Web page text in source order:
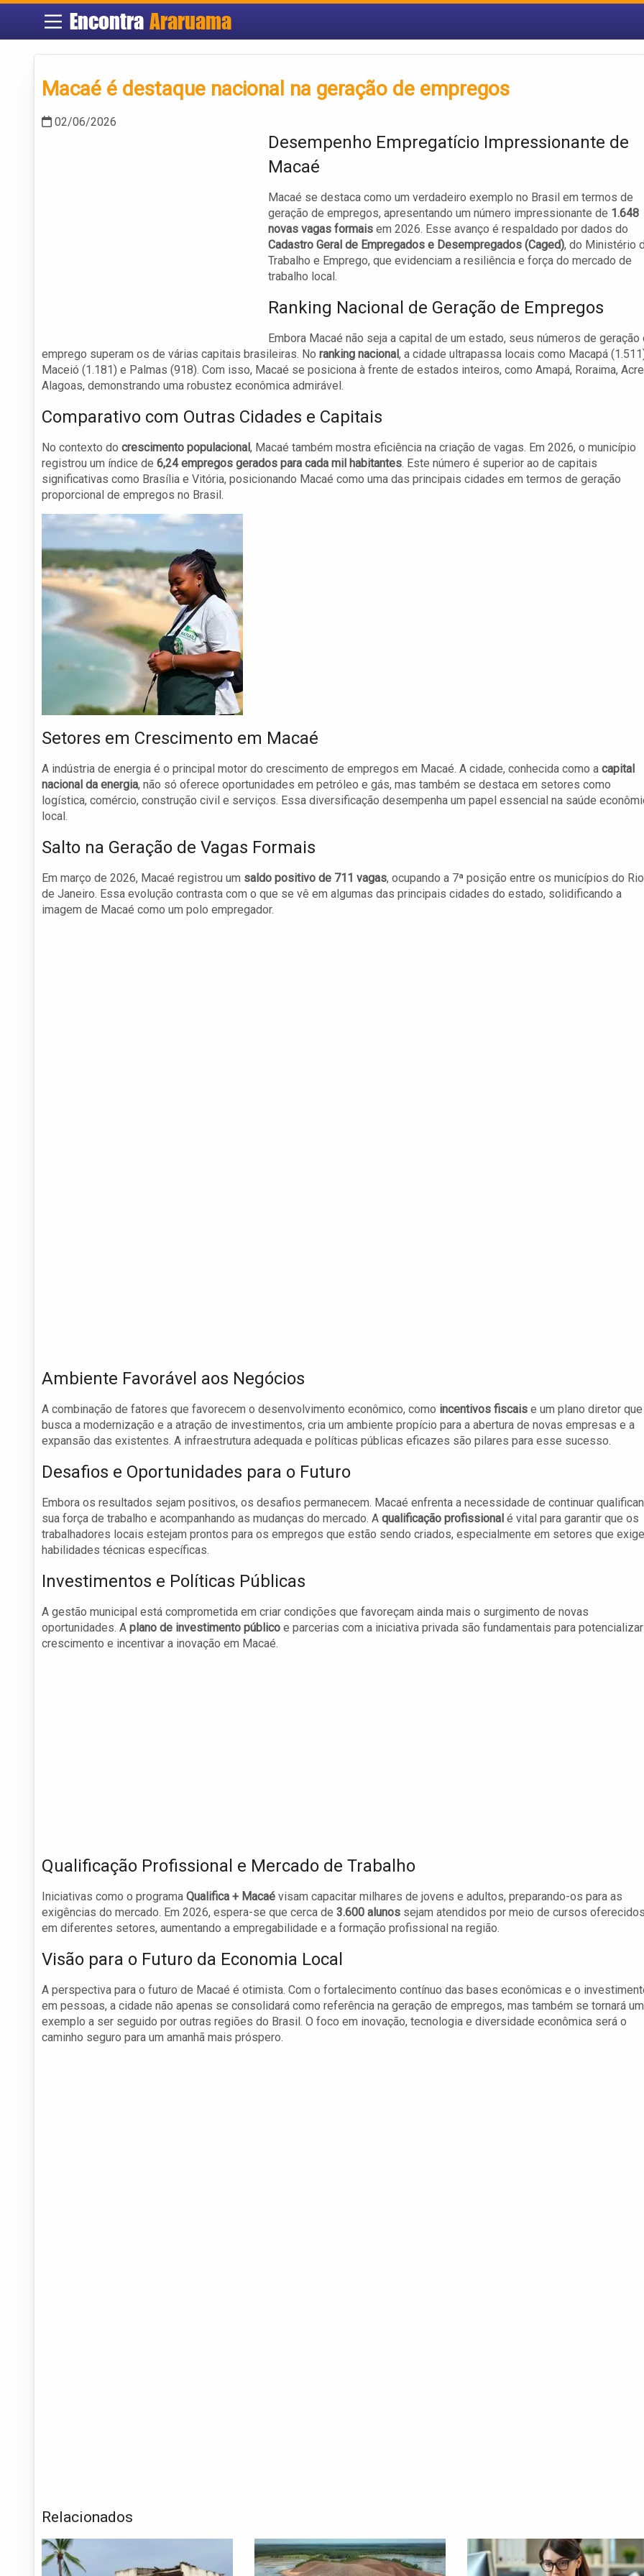
EncontraAraruama
Macaé é destaque nacional na geração de empregos
02/06/2026
Desempenho Empregatício Impressionante de
Macaé
Macaé se destaca como um verdadeiro exemplo no Brasil em termos de
geração de empregos, apresentando um número impressionante de 1.648
novas vagas formais em 2026. Esse avanço é respaldado por dados do
Cadastro Geral de Empregados e Desempregados (Caged), do Ministério
Trabalho e Emprego, que evidenciam a resiliência e força do mercado de
trabalho local.
Ranking Nacional de Geração de Empregos
Embora Macaé não seja a capital de um estado, seus números de geração
emprego superam os de várias capitais brasileiras. No ranking nacional , a cidade ultrapassa locais como Macapá
Maceió (1.181) e Palmas (918). Com isso, Macaé se posiciona à frente de estados inteiros, como Amapá, Roraima,
Alagoas, demonstrando uma robustez econômica admirável.
Comparativo com Outras Cidades e Capitais
No contexto do crescimento populacional , Macaé também mostra eficiência na criação de vagas. Em 2026, o município
registrou um índice de 6,24 empregos gerados para cada mil habitantes. Este número é superior ao de capitais
significativas como Brasília e Vitória, posicionando Macaé como uma das principais cidades em termos de geração
proporcional de empregos no Brasil.
Setores em Crescimento em Macaé
A indústria de energia é o principal motor do crescimento de empregos em Macaé. A cidade, conhecida como a capital
nacional da energia, não só oferece oportunidades em petróleo e gás, mas também se destaca em setores como
logística, comércio, construção civil e serviços. Essa diversificação desempenha um papel essencial na saúde
local.
Salto na Geração de Vagas Formais
Em março de 2026, Macaé registrou um saldo positivo de 711 vagas, ocupando a 7ª posição entre os municípios do Rio
de Janeiro. Essa evolução contrasta com o que se vê em algumas das principais cidades do estado, solidificando a
imagem de Macaé como um polo empregador.
Ambiente Favorável aos Negócios
A combinação de fatores que favorecem o desenvolvimento econômico, como incentivos fiscais e um plano diretor que
busca a modernização e a atração de investimentos, cria um ambiente propício para a abertura de novas empresas e a
expansão das existentes. A infraestrutura adequada e políticas públicas eficazes são pilares para esse sucesso.
Desafios e Oportunidades para o Futuro
Embora os resultados sejam positivos, os desafios permanecem. Macaé enfrenta a necessidade de continuar
sua força de trabalho e acompanhando as mudanças do mercado. A qualificação profissional é vital para garantir que os
trabalhadores locais estejam prontos para os empregos que estão sendo criados, especialmente em setores que
habilidades técnicas específicas.
Investimentos e Políticas Públicas
A gestão municipal está comprometida em criar condições que favoreçam ainda mais o surgimento de novas
oportunidades. A plano de investimento público e parcerias com a iniciativa privada são fundamentais para
crescimento e incentivar a inovação em Macaé.
Qualificação Profissional e Mercado de Trabalho
Iniciativas como o programa Qualifica + Macaé visam capacitar milhares de jovens e adultos, preparando-os para as
exigências do mercado. Em 2026, espera-se que cerca de 3.600 alunos sejam atendidos por meio de cursos
em diferentes setores, aumentando a empregabilidade e a formação profissional na região.
Visão para o Futuro da Economia Local
A perspectiva para o futuro de Macaé é otimista. Com o fortalecimento contínuo das bases econômicas e o
em pessoas, a cidade não apenas se consolidará como referência na geração de empregos, mas também se tornará um
exemplo a ser seguido por outras regiões do Brasil. O foco em inovação, tecnologia e diversidade econômica será o
caminho seguro para um amanhã mais próspero.
Relacionados